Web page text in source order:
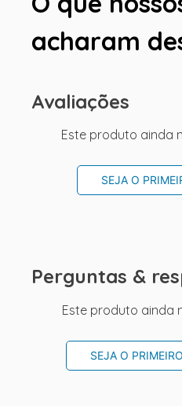
acharam
Avaliações
Este produto ainda
SEJA O
Perguntas &
Este produto ainda
SEJA O